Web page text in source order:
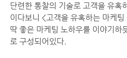
단련한 통찰의 기술로 고객을 유혹
이다보니 <고객을 유혹하는 마케팅
딱 좋은 마케팅 노하우를 이야기하
로 구성되어있다.